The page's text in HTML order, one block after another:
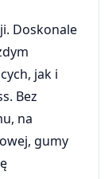
Doskonale
jak i
Bez
na
gumy